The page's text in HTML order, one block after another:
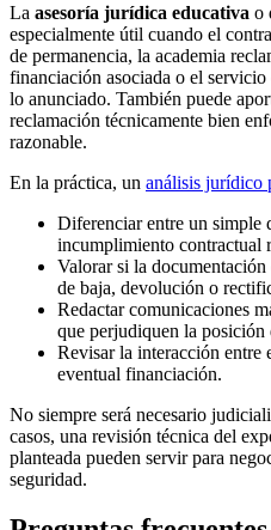
La asesoría jurídica educativa o
especialmente útil cuando el
de permanencia, la academia
financiación asociada o el
lo anunciado. También puede
reclamación técnicamente bien
razonable.
En la práctica, un análisis jurídico
Diferenciar entre un simple
incumplimiento contractual
Valorar si la
de baja, devolución o
Redactar comunicaciones
que perjudiquen la posición
Revisar la interacción entre
eventual financiación.
No siempre será necesario
casos, una revisión técnica del
planteada pueden servir para
seguridad.